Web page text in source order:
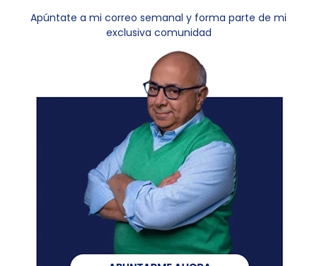
Apúntate a mi correo semanal y forma parte de mi
exclusiva comunidad